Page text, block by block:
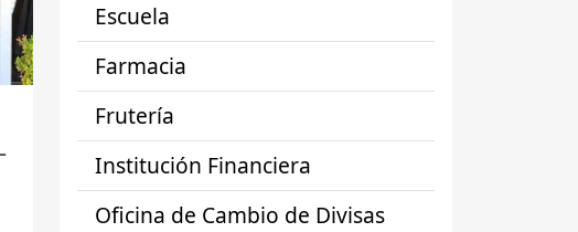
Escuela
Farmacia
Frutería
Institución Financiera
Oficina de Cambio de Divisas